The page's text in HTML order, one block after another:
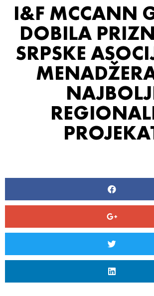
I&F MCCANN
DOBILA
SRPSKE